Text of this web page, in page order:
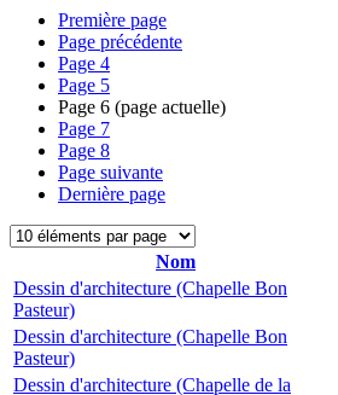
Première page
Page précédente
Page 4
Page 5
Page 6 (page actuelle)
Page 7
Page 8
Page suivante
Dernière page
Nom
Dessin d'architecture (Chapelle Bon
Pasteur)
Dessin d'architecture (Chapelle Bon
Pasteur)
Dessin d'architecture (Chapelle de la